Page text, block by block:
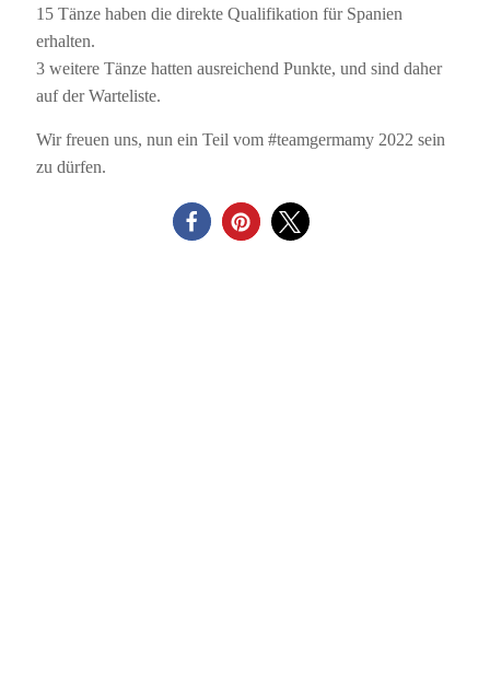
15 Tänze haben die direkte Qualifikation für Spanien
erhalten.
3 weitere Tänze hatten ausreichend Punkte, und sind daher
auf der Warteliste.
Wir freuen uns, nun ein Teil vom #teamgermamy 2022 sein
zu dürfen.